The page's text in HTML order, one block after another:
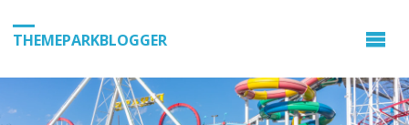
THEMEPARKBLOGGER